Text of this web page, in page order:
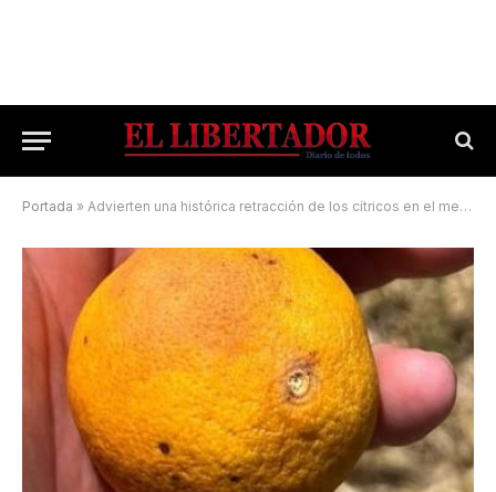
Portada » Advierten una histórica retracción de los cítricos en el mercado interno